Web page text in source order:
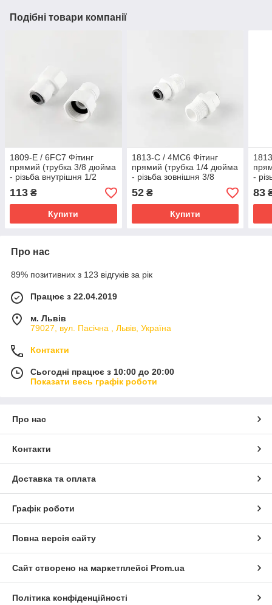
Подібні товари компанії
1809-E / 6FC7 Фітинг
прямий (трубка 3/8 дюйма
- різьба внутрішня 1/2
дюйма)
113 ₴
Купити
1813-C / 4MC6 Фітинг
прямий (трубка 1/4 дюйма
- різьба зовнішня 3/8
дюйма)
52₴
Купити
-
83
Про нас
89% позитивних з 123 відгуків за рік
Працює з 22.04.2019
м. Львів
79027, вул. Пасічна , Львів, Україна
Контакти
Сьогодні працює з 10:00 до 20:00
Показати весь графік роботи
Про нас
Контакти
Доставка та оплата
Графік роботи
Повна версія сайту
Сайт створено на маркетплейсі Prom.ua
Політика конфіденційності